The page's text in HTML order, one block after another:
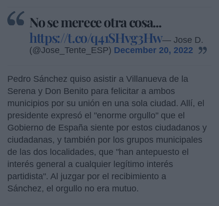
No se merece otra cosa...
https://t.co/q41SHvg3Hw— Jose D.
(@Jose_Tente_ESP) December 20, 2022
Pedro Sánchez quiso asistir a Villanueva de la
Serena y Don Benito para felicitar a ambos
municipios por su unión en una sola ciudad. Allí, el
presidente expresó el "enorme orgullo" que el
Gobierno de España siente por estos ciudadanos y
ciudadanas, y también por los grupos municipales
de las dos localidades, que "han antepuesto el
interés general a cualquier legítimo interés
partidista". Al juzgar por el recibimiento a
Sánchez, el orgullo no era mutuo.